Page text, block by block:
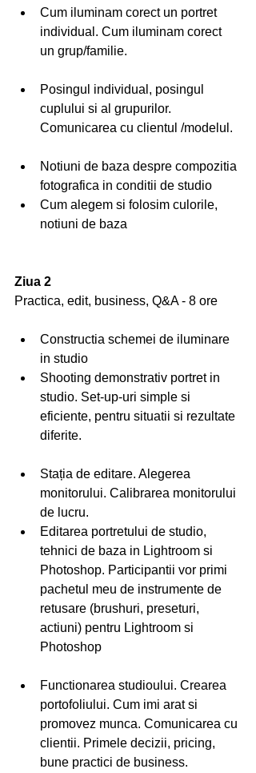
Cum iluminam corect un portret
individual. Cum iluminam corect
un grup/familie.
Posingul individual, posingul
cuplului si al grupurilor.
Comunicarea cu clientul /modelul.
Notiuni de baza despre compozitia
fotografica in conditii de studio
Cum alegem si folosim culorile,
notiuni de baza
Ziua 2
Practica, edit, business, Q&A - 8 ore
Constructia schemei de iluminare
in studio
Shooting demonstrativ portret in
studio. Set-up-uri simple si
eficiente, pentru situatii si rezultate
diferite.
Stația de editare. Alegerea
monitorului. Calibrarea monitorului
de lucru.
Editarea portretului de studio,
tehnici de baza in Lightroom si
Photoshop. Participantii vor primi
pachetul meu de instrumente de
retusare (brushuri, preseturi,
actiuni) pentru Lightroom si
Photoshop
Functionarea studioului. Crearea
portofoliului. Cum imi arat si
promovez munca. Comunicarea cu
clientii. Primele decizii, pricing,
bune practici de business.